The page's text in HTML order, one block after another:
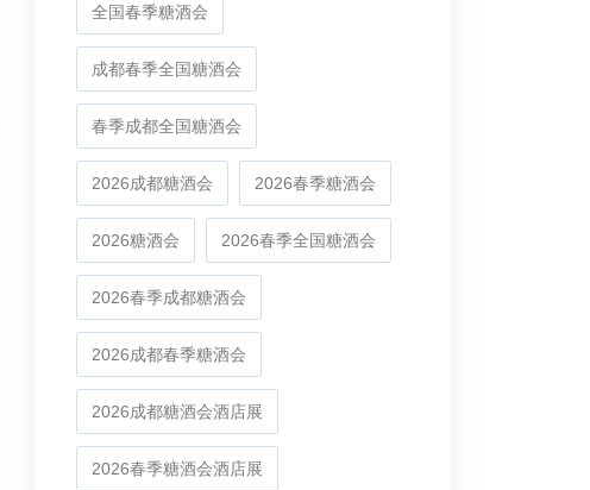
全国春季糖酒会
成都春季全国糖酒会
春季成都全国糖酒会
2026成都糖酒会 2026春季糖酒会
2026糖酒会 2026春季全国糖酒会
2026春季成都糖酒会
2026成都春季糖酒会
2026成都糖酒会酒店展
2026春季糖酒会酒店展